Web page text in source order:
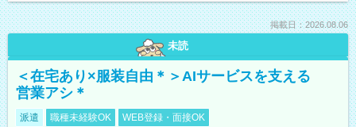
掲載日：2026.08.06
未読
＜在宅あり×服装自由＊＞AIサービスを支える
営業アシ＊
派遣 職種未経験OK WEB登録・面接OK